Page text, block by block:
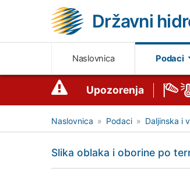
Državni
Naslovnica Podaci
Upozorenja
Naslovnica Podaci Daljinska i
Slika oblaka i oborine po